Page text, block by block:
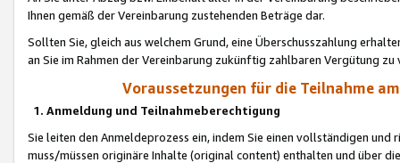
Ihnen gemäß der Vereinbarung zustehenden Beträge dar.
Sollten Sie, gleich aus welchem Grund, eine Überschusszahlung
an Sie im Rahmen der Vereinbarung zukünftig zahlbaren Vergütung zu
Voraussetzungen für die Teilnahme
1. Anmeldung und Teilnahmeberechtigung
Sie leiten den Anmeldeprozess ein, indem Sie einen vollständigen
muss/müssen originäre Inhalte (original content) enthalten und über